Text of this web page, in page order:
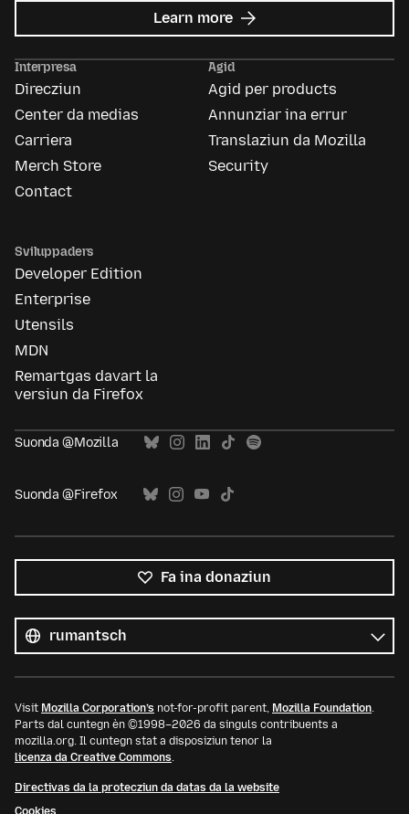
Learn more about
Mozilla
Interpresa
Direcziun
Center da medias
Carriera
Merch Store
Contact
Agid
Agid per products
Annunziar ina errur
Translaziun da Mozilla
Security
Sviluppaders
Developer Edition
Enterprise
Utensils
MDN
Remartgas davart la
versiun da Firefox
Suonda @Mozilla
Suonda @Firefox
Fa ina donaziun
las
linguas
Lingua
Visit Mozilla Corporation’s not-for-profit parent, Mozilla Foundation.
Parts dal cuntegn èn ©1998–2026 da singuls contribuents a
mozilla.org. Il cuntegn stat a disposiziun tenor la
licenza da Creative Commons.
Directivas da la protecziun da datas da la website